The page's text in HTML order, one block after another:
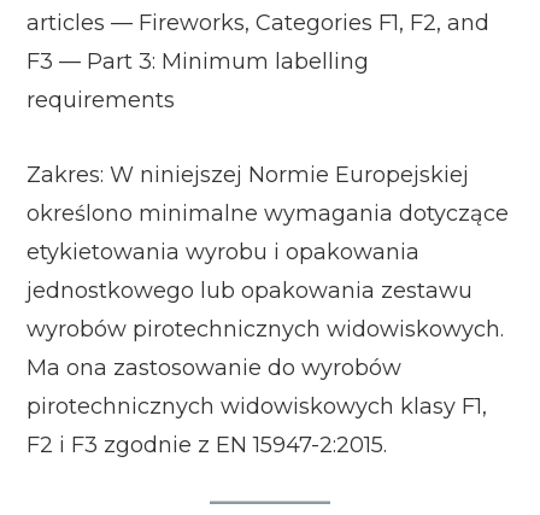
articles — Fireworks, Categories F1, F2, and
F3 — Part 3: Minimum labelling
requirements
Zakres: W niniejszej Normie Europejskiej
określono minimalne wymagania dotyczące
etykietowania wyrobu i opakowania
jednostkowego lub opakowania zestawu
wyrobów pirotechnicznych widowiskowych.
Ma ona zastosowanie do wyrobów
pirotechnicznych widowiskowych klasy F1,
F2 i F3 zgodnie z EN 15947-2:2015.